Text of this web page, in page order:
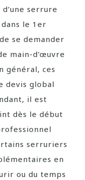
serrure
le 1er
se demander
main-d’œuvre
général, ces
devis global
il est
dès le début
serruriers
en
ou du temps